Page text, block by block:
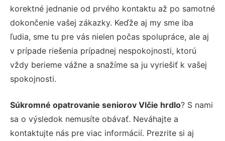
korektné jednanie od prvého kontaktu až po samotné
dokončenie vašej zákazky. Keďže aj my sme iba
ľudia, sme tu pre vás nielen počas spolupráce, ale aj
v prípade riešenia prípadnej nespokojnosti, ktorú
vždy berieme vážne a snažíme sa ju vyriešiť k vašej
spokojnosti.
Súkromné opatrovanie seniorov Vlčie hrdlo? S nami
sa o výsledok nemusíte obávať. Neváhajte a
kontaktujte nás pre viac informácií. Prezrite si aj